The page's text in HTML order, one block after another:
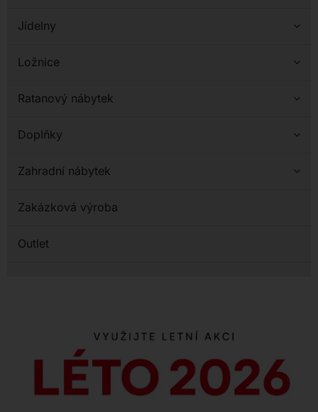
Jídelny
Ložnice
Ratanový nábytek
Doplňky
Zahradní nábytek
Zakázková výroba
Outlet